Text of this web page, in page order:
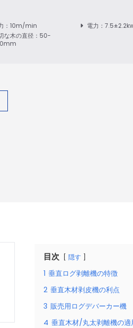
：10m/min
電力：
な木の直径：50-
目次 隠す
1 垂直ログ剥離機の特徴
2 垂直木材剥皮機の利点
3 販売用ログデバーカー機
4 垂直木材/丸太剥離機の適